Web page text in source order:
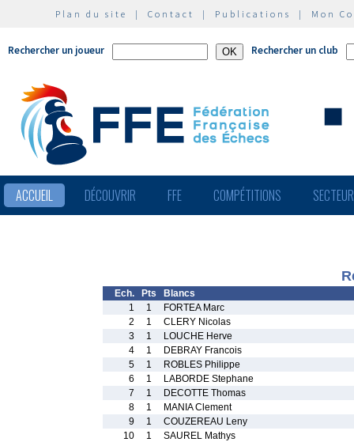
Plan du site | Contact | Publications | Mon
Rechercher un joueur Rechercher un club
ACCUEIL DÉCOUVRIR FFE COMPÉTITIONS
Ech. Pts
Blancs
1
1
FORTEA Marc
2
1
CLERY Nicolas
3
1
LOUCHE Herve
4
1
DEBRAY Francois
5
1
ROBLES Philippe
6
1
LABORDE Stephane
7
1
DECOTTE Thomas
8
1
MANIA Clement
9
1
COUZEREAU Leny
10
1
SAUREL Mathys